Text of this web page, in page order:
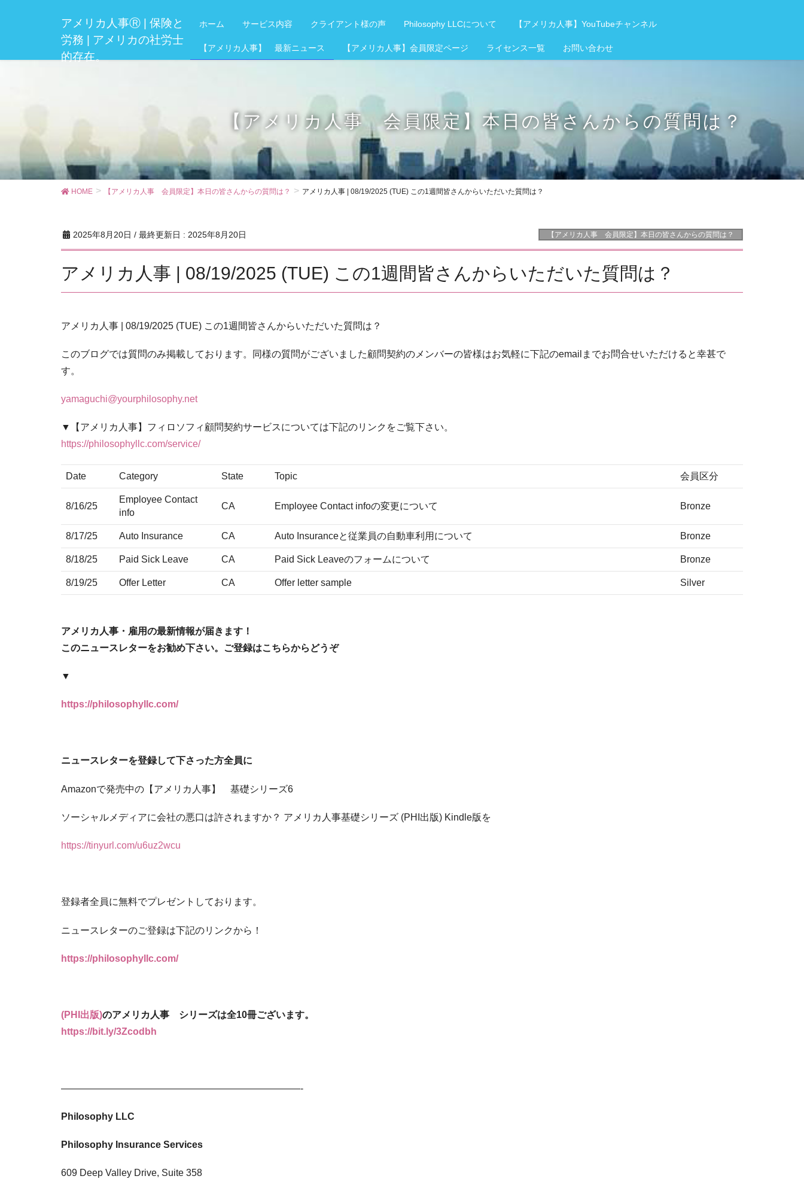
アメリカ人事Ⓡ | 保険と
労務 | アメリカの社労士
的存在。
ホーム サービス内容 クライアント様の声 Philosophy LLCについて 【アメリカ人事】YouTubeチャンネル
【アメリカ人事】 最新ニュース 【アメリカ人事】会員限定ページ ライセンス一覧 お問い合わせ
【アメリカ人事 会員限定】本日の皆さんからの質問は？
HOME 【アメリカ人事 会員限定】本日の皆さんからの質問は？ アメリカ人事 | 08/19/2025 (TUE) この1週間皆さんからいただいた質問は？
2025年8月20日 / 最終更新日 : 2025年8月20日 【アメリカ人事 会員限定】本日の皆さんからの質問は？
アメリカ人事 | 08/19/2025 (TUE) この1週間皆さんからいただいた質問は？
アメリカ人事 | 08/19/2025 (TUE) この1週間皆さんからいただいた質問は？
このブログでは質問のみ掲載しております。同様の質問がございました顧問契約のメンバーの皆様はお気軽に下記のemailまでお問合せいただけると幸甚で
す。
yamaguchi@yourphilosophy.net
▼【アメリカ人事】フィロソフィ顧問契約サービスについては下記のリンクをご覧下さい。
https://philosophyllc.com/service/
Date Category State Topic 会員区分
8/16/25
Employee Contact
info
CA Employee Contact infoの変更について Bronze
8/17/25 Auto Insurance CA Auto Insuranceと従業員の自動車利用について Bronze
8/18/25 Paid Sick Leave CA Paid Sick Leaveのフォームについて Bronze
8/19/25 Offer Letter CA Offer letter sample Silver
アメリカ人事・雇用の最新情報が届きます！
このニュースレターをお勧め下さい。ご登録はこちらからどうぞ
▼
https://philosophyllc.com/
ニュースレターを登録して下さった方全員に
Amazonで発売中の【アメリカ人事】 基礎シリーズ6
ソーシャルメディアに会社の悪口は許されますか？ アメリカ人事基礎シリーズ (PHI出版) Kindle版を
https://tinyurl.com/u6uz2wcu
登録者全員に無料でプレゼントしております。
ニュースレターのご登録は下記のリンクから！
https://philosophyllc.com/
(PHI出版)のアメリカ人事 シリーズは全10冊ございます。
https://bit.ly/3Zcodbh
—————————————————————————-
Philosophy LLC
Philosophy Insurance Services
609 Deep Valley Drive, Suite 358